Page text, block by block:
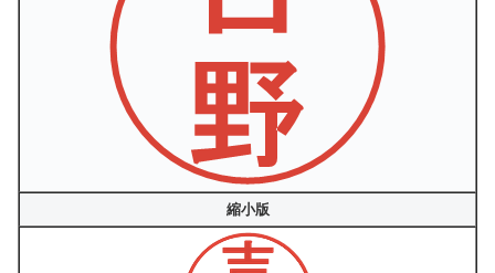
縮小版